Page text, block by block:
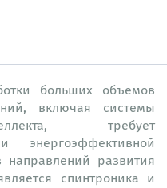
больших объемов
включая системы
требует
энергоэффективной
развития
спинтроника и